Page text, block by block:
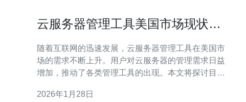
云服务器管理工具美国市场现状与
随着互联网的迅速发展，云服务器管理工具在美国市
场的需求不断上升。用户对云服务器的管理需求日益
增加，推动了各类管理工具的出现。本文将探讨目前
的特点和未来发展趋势。 云服务器管理工具的市场概
2026年1月28日